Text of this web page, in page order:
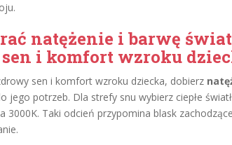
natężenie i barwę
i komfort wzroku
sen i komfort wzroku dziecka, dobierz
jego potrzeb. Dla strefy snu wybierz ciepłe
3000K. Taki odcień przypomina blask